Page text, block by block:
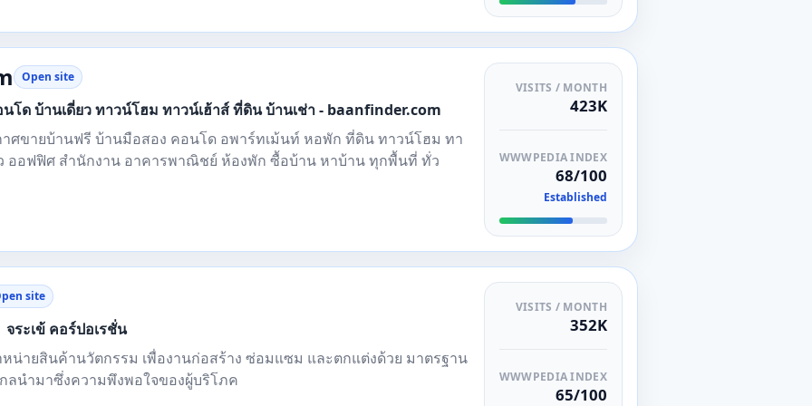
Open site
โด บ้านเดี่ยว ทาวน์โฮม ทาวน์เฮ้าส์ ที่ดิน บ้านเช่า - baanfinder.com
าศขายบ้านฟรี บ้านมือสอง คอนโด อพาร์ทเม้นท์ หอพัก ที่ดิน ทาวน์โฮม ทา
ว ออฟฟิศ สำนักงาน อาคารพาณิชย์ ห้องพัก ซื้อบ้าน หาบ้าน ทุกพื้นที่ ทั่ว
VISITS / MONTH
423K
WWWPEDIA INDEX
68/100
Established
site
ระเข้ คอร์ปอเรชั่น
น่ายสินค้านวัตกรรม เพื่องานก่อสร้าง ซ่อมแซม และตกแต่งด้วย มาตรฐาน
ลนำมาซึ่งความพึงพอใจของผู้บริโภค
VISITS / MONTH
352K
WWWPEDIA INDEX
65/100